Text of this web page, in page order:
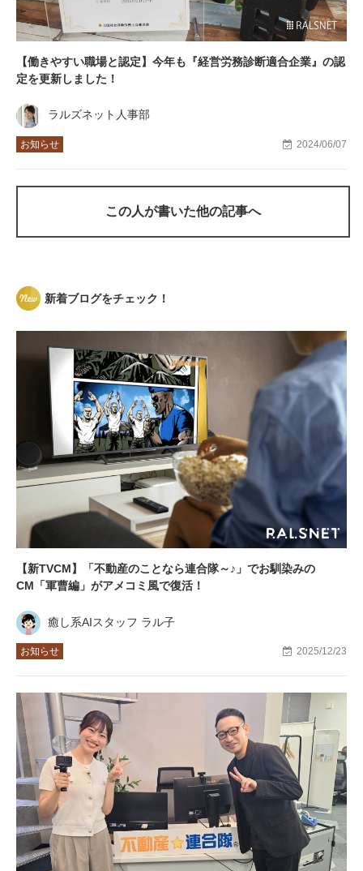
【働きやすい職場と認定】今年も『経営労務診断適合企業』の認
定を更新しました！
ラルズネット人事部
お知らせ 2024/06/07
この人が書いた他の記事へ
新着ブログをチェック！
【新TVCM】「不動産のことなら連合隊～♪」でお馴染みの
CM「軍曹編」がアメコミ風で復活！
癒し系AIスタッフ ラル子
お知らせ 2025/12/23